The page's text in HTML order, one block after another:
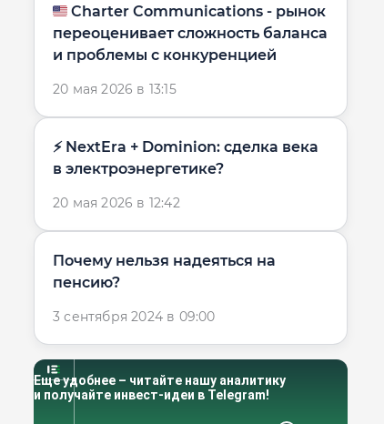
🇺🇸 Charter Communications - рынок
переоценивает сложность баланса
и проблемы с конкуренцией
20 мая 2026 в 13:15
⚡️ NextEra + Dominion: сделка века
в электроэнергетике?
20 мая 2026 в 12:42
Почему нельзя надеяться на
пенсию?
3 сентября 2024 в 09:00
Еще удобнее – читайте нашу аналитику
и получайте инвест-идеи в Telegram!